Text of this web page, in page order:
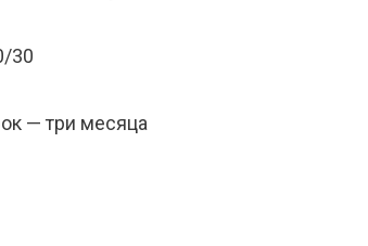
30
— три месяца